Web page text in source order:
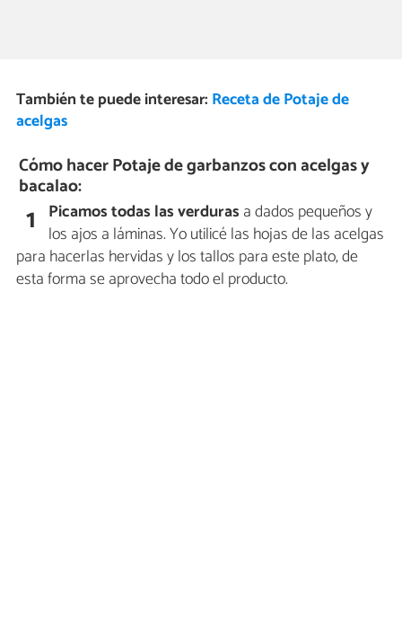
También te puede interesar: Receta de Potaje de
acelgas
Cómo hacer Potaje de garbanzos con acelgas y
bacalao:
1 Picamos todas las verduras a dados pequeños y
los ajos a láminas. Yo utilicé las hojas de las acelgas
para hacerlas hervidas y los tallos para este plato, de
esta forma se aprovecha todo el producto.